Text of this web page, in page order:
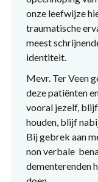
onze leefwijze
traumatische
meest
identiteit.
Mevr. Ter Veen
deze patiënten
vooral jezelf,
houden, blijf
Bij gebrek aan
non verbale
dementerenden